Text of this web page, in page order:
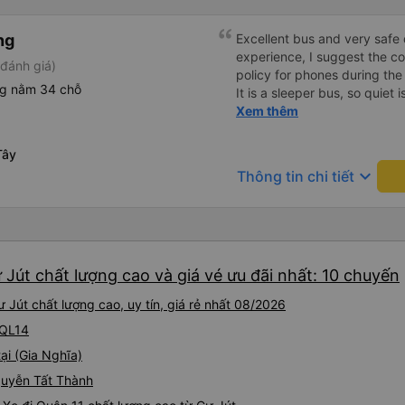
giá)
nằm 34 chỗ
Excellent bus and very
experience, I suggest the
policy for phones during
It is a sleeper bus, so quiet
Wi-Fi password clearly
hơn, tôi góp ý nhà xe nên
lặng (tắt âm thanh điện
Tôi vẫn sẽ tiếp tục ủng hộ
Xem thêm
Thông tin chi tiết keyboard_arrow_down
chất lượng cao và giá vé ưu đãi nhất: 10 chuyến
Jút chất lượng cao, uy tín, giá rẻ nhất 08/2026
(Gia Nghĩa)
Tất Thành